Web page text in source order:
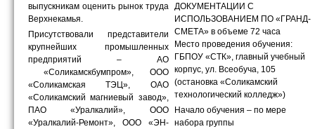
выпускникам оценить рынок труда
Верхнекамья.
Присутствовали представители
крупнейших промышленных
предприятий – АО
«Соликамскбумпром», ООО
«Соликамская ТЭЦ», ОАО
«Соликамский магниевый завод»,
ПАО «Уралкалий», ООО
«Уралкалий-Ремонт», ООО «ЭН-
ДОКУМЕНТАЦИИ С
ИСПОЛЬЗОВАНИЕМ ПО «ГРАНД-
СМЕТА» в объеме 72 часа
Место проведения обучения:
ГБПОУ «СТК», главный учебный
корпус, ул. Всеобуча, 105
(остановка «Соликамский
технологический колледж»)
Начало обучения – по мере
набора группы